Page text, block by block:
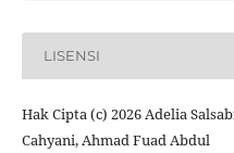
LISENSI
Hak Cipta (c) 2026 Adelia
Cahyani, Ahmad Fuad Abdul